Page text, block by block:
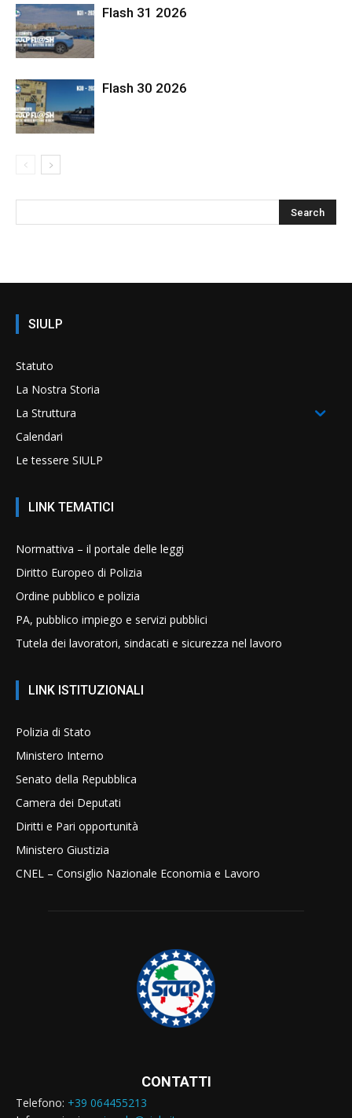
Flash 31 2026
Flash 30 2026
SIULP
Statuto
La Nostra Storia
La Struttura
Calendari
Le tessere SIULP
LINK TEMATICI
Normattiva – il portale delle leggi
Diritto Europeo di Polizia
Ordine pubblico e polizia
PA, pubblico impiego e servizi pubblici
Tutela dei lavoratori, sindacati e sicurezza nel lavoro
LINK ISTITUZIONALI
Polizia di Stato
Ministero Interno
Senato della Repubblica
Camera dei Deputati
Diritti e Pari opportunità
Ministero Giustizia
CNEL – Consiglio Nazionale Economia e Lavoro
CONTATTI
Telefono: +39 064455213